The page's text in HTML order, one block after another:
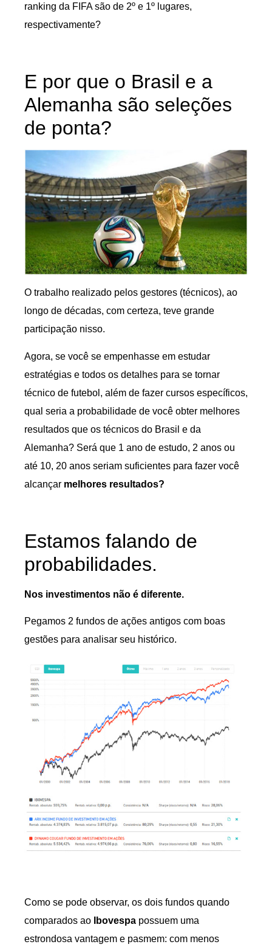
ranking da FIFA são de 2º e 1º lugares,
respectivamente?
E por que o Brasil e a
Alemanha são seleções
de ponta?
O trabalho realizado pelos gestores (técnicos), ao
longo de décadas, com certeza, teve grande
participação nisso.
Agora, se você se empenhasse em estudar
estratégias e todos os detalhes para se tornar
técnico de futebol, além de fazer cursos específicos,
qual seria a probabilidade de você obter melhores
resultados que os técnicos do Brasil e da
Alemanha? Será que 1 ano de estudo, 2 anos ou
até 10, 20 anos seriam suficientes para fazer você
alcançar melhores resultados?
Estamos falando de
probabilidades.
Nos investimentos não é diferente.
Pegamos 2 fundos de ações antigos com boas
gestões para analisar seu histórico.
Como se pode observar, os dois fundos quando
comparados ao
Ibovespa possuem uma
estrondosa vantagem e pasmem: com menos